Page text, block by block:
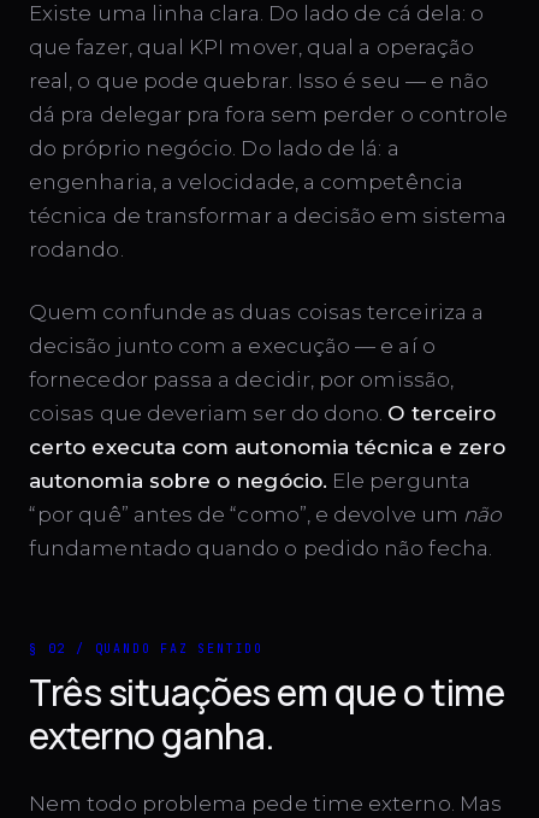
Existe uma linha clara. Do lado de cá dela: o
que fazer, qual KPI mover, qual a operação
real, o que pode quebrar. Isso é seu — e não
dá pra delegar pra fora sem perder o controle
do próprio negócio. Do lado de lá: a
engenharia, a velocidade, a competência
técnica de transformar a decisão em sistema
rodando.
Quem confunde as duas coisas terceiriza a
decisão junto com a execução — e aí o
fornecedor passa a decidir, por omissão,
coisas que deveriam ser do dono. O terceiro
certo executa com autonomia técnica e zero
autonomia sobre o negócio. Ele pergunta
“por quê” antes de “como”, e devolve um não
fundamentado quando o pedido não fecha.
§ 02 / QUANDO FAZ SENTIDO
Três situações em que o time
externo ganha.
Nem todo problema pede time externo. Mas